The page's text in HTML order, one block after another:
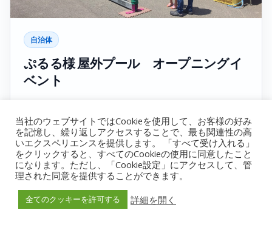
自治体
ぷるる様 屋外プール オープニングイ
ベント
2017-07-02
開催場所
ぷるる様 屋外プール / 静岡県
黒板ウォール
詳細を見る→
当社のウェブサイトではCookieを使用して、お客様の好み
を記憶し、繰り返しアクセスすることで、最も関連性の高
いエクスペリエンスを提供します。 「すべて受け入れる」
をクリックすると、すべてのCookieの使用に同意したこと
になります。ただし、「Cookie設定」にアクセスして、管
理された同意を提供することができます。
全てのクッキーを許可する 詳細を開く